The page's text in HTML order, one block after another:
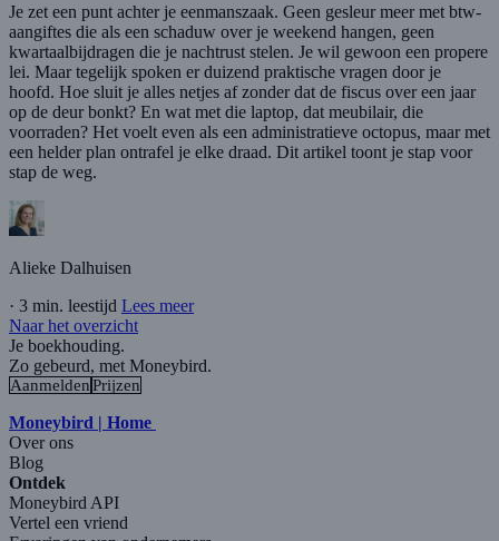
Je zet een punt achter je eenmanszaak. Geen gesleur meer met btw-
aangiftes die als een schaduw over je weekend hangen, geen
kwartaalbijdragen die je nachtrust stelen. Je wil gewoon een propere
lei. Maar tegelijk spoken er duizend praktische vragen door je
hoofd. Hoe sluit je alles netjes af zonder dat de fiscus over een jaar
op de deur bonkt? En wat met die laptop, dat meubilair, die
voorraden? Het voelt even als een administratieve octopus, maar met
een helder plan ontrafel je elke draad. Dit artikel toont je stap voor
stap de weg.
Alieke Dalhuisen
· 3 min. leestijd Lees meer
Naar het overzicht